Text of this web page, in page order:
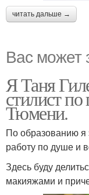
читать дальше →
Вас может
Я Таня
стилист по
Тюмени.
По образованию я
работу по душе и
Здесь буду
макияжами и